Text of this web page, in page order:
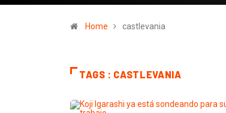
Home castlevania
TAGS : CASTLEVANIA